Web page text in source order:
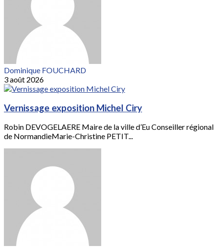
Dominique FOUCHARD
3 août 2026
Vernissage exposition Michel Ciry
Robin DEVOGELAERE Maire de la ville d’Eu Conseiller régional
de NormandieMarie-Christine PETIT...